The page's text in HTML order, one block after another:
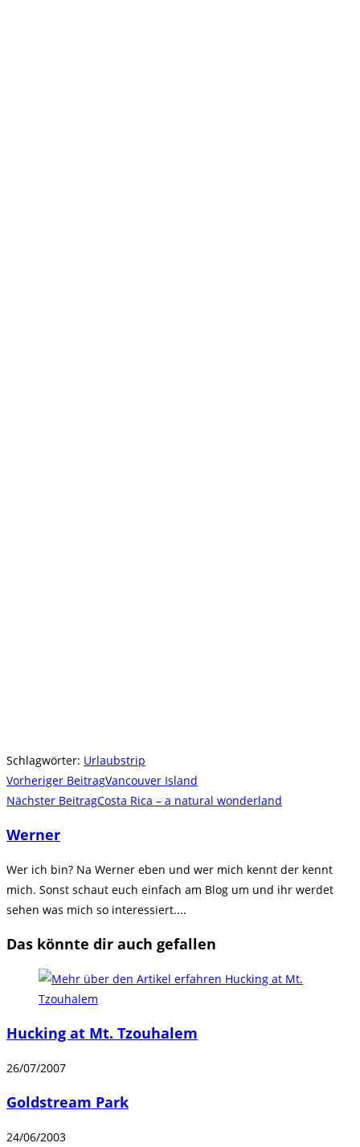
Schlagwörter: Urlaubstrip
Weitere
Artikel
ansehen
Vorheriger BeitragVancouver Island
Nächster BeitragCosta Rica – a natural wonderland
Werner
Wer ich bin? Na Werner eben und wer mich kennt der kennt
mich. Sonst schaut euch einfach am Blog um und ihr werdet
sehen was mich so interessiert....
Das könnte dir auch gefallen
Hucking at Mt. Tzouhalem
26/07/2007
Goldstream Park
24/06/2003